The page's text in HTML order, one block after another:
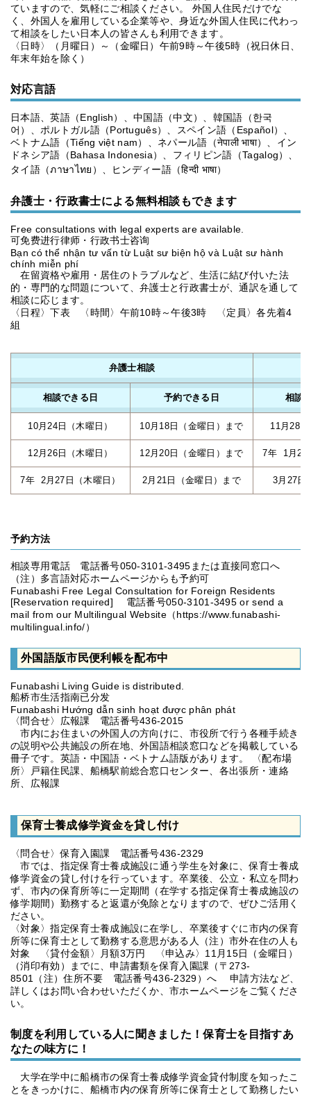
ていますので、気軽にご相談ください。 外国人住民だけでな
く、外国人を雇用している企業等や、身近な外国人住民に代わっ
て相談をしたい日本人の皆さんも利用できます。
〈日時〉（月曜日）～（金曜日）午前9時～午後5時（祝日休日、
年末年始を除く）
対応言語
日本語、英語（English）、中国語（中文）、韓国語（한국
어）、ポルトガル語（Português）、スペイン語（Español）、
ベトナム語（Tiếng việt nam）、ネパール語（नेपाली भाषा）、イン
ドネシア語（Bahasa Indonesia）、フィリピン語（Tagalog）、
タイ語（ภาษาไทย）、ヒンディー語（हिन्दी भाषा）
弁護士・行政書士による無料相談もできます
Free consultations with legal experts are available.
可免费进行律师・行政书士咨询
Bạn có thể nhận tư vấn từ Luật sư biện hộ và Luật sư hành
chính miễn phí
在留資格や雇用・居住のトラブルなど、生活に結び付いた法
的・専門的な問題について、弁護士と行政書士が、通訳を通して
相談に応じます。
〈日程〉下表 〈時間〉午前10時～午後3時 〈定員〉各先着4
組
弁護士相談
相談できる日 予約できる日 相談
10月24日（木曜日） 10月18日（金曜日）まで 11月28
12月26日（木曜日） 12月20日（金曜日）まで 7年 1月23
7年 2月27日（木曜日） 2月21日（金曜日）まで 3月27日
予約方法
相談専用電話 電話番号050-3101-3495または直接同窓口へ
（注）多言語対応ホームページからも予約可
Funabashi Free Legal Consultation for Foreign Residents
[Reservation required] 電話番号050-3101-3495 or send a
mail from our Multilingual Website（https://www.funabashi-
multilingual.info/）
外国語版市民便利帳を配布中
Funabashi Living Guide is distributed.
船桥市生活指南已分发
Funabashi Hướng dẫn sinh hoạt được phân phát
〈問合せ〉広報課 電話番号436-2015
市内にお住まいの外国人の方向けに、市役所で行う各種手続き
の説明や公共施設の所在地、外国語相談窓口などを掲載している
冊子です。英語・中国語・ベトナム語版があります。 〈配布場
所〉戸籍住民課、船橋駅前総合窓口センター、各出張所・連絡
所、広報課
保育士養成修学資金を貸し付け
〈問合せ〉保育入園課 電話番号436-2329
市では、指定保育士養成施設に通う学生を対象に、保育士養成
修学資金の貸し付けを行っています。卒業後、公立・私立を問わ
ず、市内の保育所等に一定期間（在学する指定保育士養成施設の
修学期間）勤務すると返還が免除となりますので、ぜひご活用く
ださい。
〈対象〉指定保育士養成施設に在学し、卒業後すぐに市内の保育
所等に保育士として勤務する意思がある人（注）市外在住の人も
対象 〈貸付金額〉月額3万円 〈申込み〉11月15日（金曜日）
（消印有効）までに、申請書類を保育入園課（〒273-
8501（注）住所不要 電話番号436-2329）へ 申請方法など、
詳しくはお問い合わせいただくか、市ホームページをご覧くださ
い。
制度を利用している人に聞きました！保育士を目指すあ
なたの味方に！
大学在学中に船橋市の保育士養成修学資金貸付制度を知ったこ
とをきっかけに、船橋市内の保育所等に保育士として勤務したい